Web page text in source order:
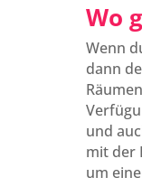
Wo
Wenn
dann
und
mit der
um